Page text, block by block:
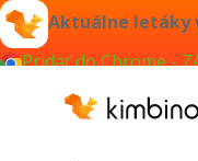
Aktuálne letáky
Pridať do Chrome -